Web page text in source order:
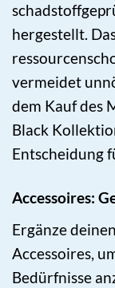
hergestellt.
vermeidet
dem Kauf des
Black
Entscheidung
Accessoires:
Ergänze
Accessoires,
Bedürfnisse